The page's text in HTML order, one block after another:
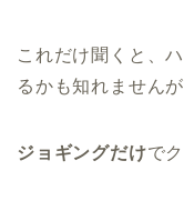
これだけ聞くと、
るかも知れません
ジョギングだけで